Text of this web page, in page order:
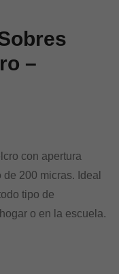
–
con apertura
200 micras. Ideal
tipo de
o en la escuela.